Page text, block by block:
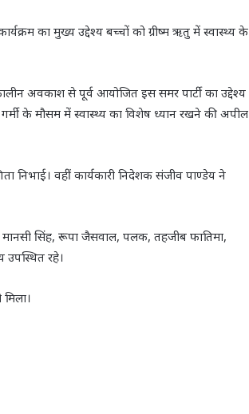
का मुख्य उद्देश्य बच्चों को ग्रीष्म ऋतु में स्वास्थ्य के
अवकाश से पूर्व आयोजित इस समर पार्टी का उद्देश्य
के मौसम में स्वास्थ्य का विशेष ध्यान रखने की अपील
निभाई। वहीं कार्यकारी निदेशक संजीव पाण्डेय ने
मानसी सिंह, रूपा जैसवाल, पलक, तहजीब फातिमा,
उपस्थित रहे।